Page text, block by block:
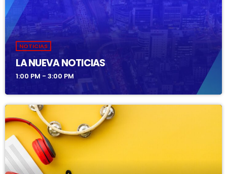
NOTICIAS
LA NUEVA NOTICIAS
1:00 PM - 3:00 PM